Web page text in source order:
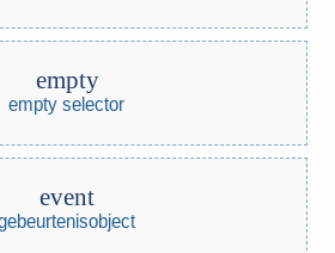
empty
empty selector
event